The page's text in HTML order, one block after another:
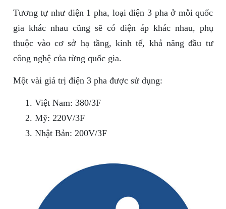
Tương tự như điện 1 pha, loại điện 3 pha ở mỗi quốc
gia khác nhau cũng sẽ có điện áp khác nhau, phụ
thuộc vào cơ sở hạ tầng, kinh tế, khả năng đầu tư
công nghệ của từng quốc gia.
Một vài giá trị điện 3 pha được sử dụng:
Việt Nam: 380/3F
Mỹ: 220V/3F
Nhật Bản: 200V/3F